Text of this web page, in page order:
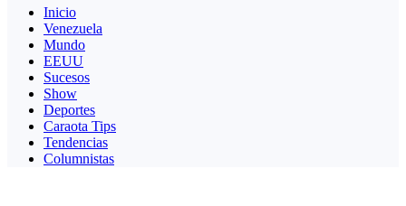
Inicio
Venezuela
Mundo
EEUU
Sucesos
Show
Deportes
Caraota Tips
Tendencias
Columnistas